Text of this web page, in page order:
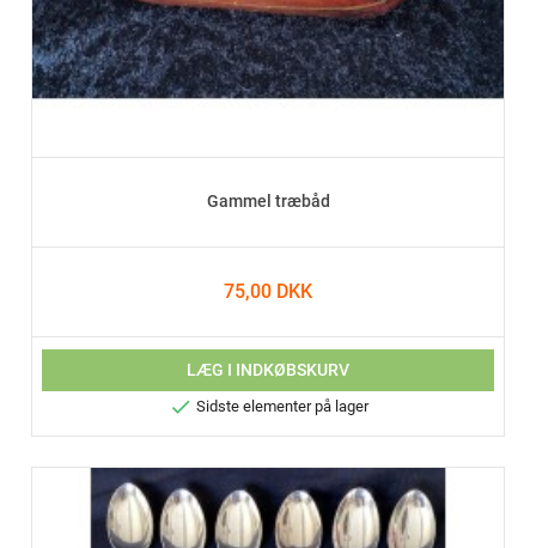
Gammel træbåd
75,00 DKK
LÆG I INDKØBSKURV
 Sidste elementer på lager